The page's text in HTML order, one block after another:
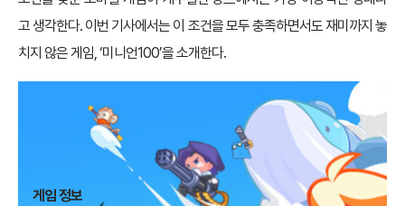
고 생각한다. 이번 기사에서는 이 조건을 모두 충족하면서도 재미까지 놓
치지 않은 게임, ‘미니언100’을 소개한다.
게임 정보